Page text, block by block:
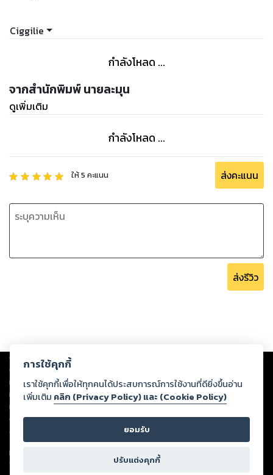
Ciggilie
กำลังโหลด ...
จากสำนักพิมพ์ นายละมุน
ดูเพิ่มเติม
กำลังโหลด ...
ให้5 คะแนน ส่งคะแนน
ส่งรีวิว
Copyright © 2026
ต่อผลงานหรือเนื้อหาใดที่อัปโหลดผ่านเว็บไซต์และปรากฏว่าละเมิดสิทธิใน
ทรัพย์สินทางปัญญาของบุคคลอื่นหรือขัดต่อกฎหมายและศีลธรรม ดังนั้น ผู้อ่าน
ทุกท่านโปรดใช้วิจารณญาณในการกลั่นกรองด้วยตนเอง และหากท่านพบว่าส่วน
หนึ่งส่วนใดขัดต่อกฎหมายและศีลธรรม กรุณาแจ้งมายังบริษัท เพื่อทีมงานจะได้
ดำเนินการในทันที ทั้งนี้ ทางสตอรี่ล็อกขอสงวนลิขสิทธิ์ตามพระราชบัญญัติ
ลิขสิทธิ์ พ.ศ. 2537 (ฉบับล่าสุด)
For support: member@ookbee.com
Version
การใช้คุกกี้
เราใช้คุกกี้เพื่อให้ทุกคนได้ประสบการณ์การใช้งานที่ดียิ่งขึ้นอ่าน
เพิ่มเติม คลิก (Privacy Policy) และ (Cookie Policy)
ยอมรับ
ปรับแต่งคุกกี้